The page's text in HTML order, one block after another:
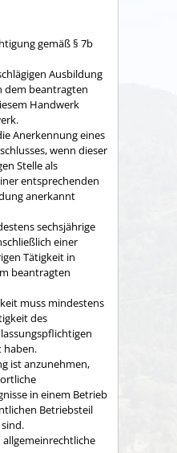
gemäß § 7b
Ausbildung
dem beantragten
Handwerk
Anerkennung eines
wenn dieser
Stelle als
entsprechenden
anerkannt
sechsjährige
einer
Tätigkeit in
beantragten
muss mindestens
des
haben.
ist anzunehmen,
in einem Betrieb
Betriebsteil